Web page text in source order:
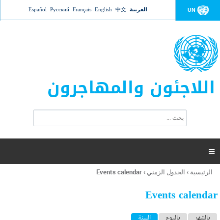
Jump to navigation UN العربية 中文
English
Français
Русский
Español
اللاجئون والمهاجرون
ت
ر
ل
ح
ب

أنت
هنا
الرئيسية › الجدول الزمني ›
Events calendar
Events calendar